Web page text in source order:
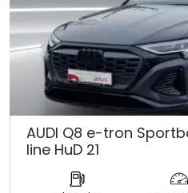
AUDI Q8 e-tron
line HuD 21